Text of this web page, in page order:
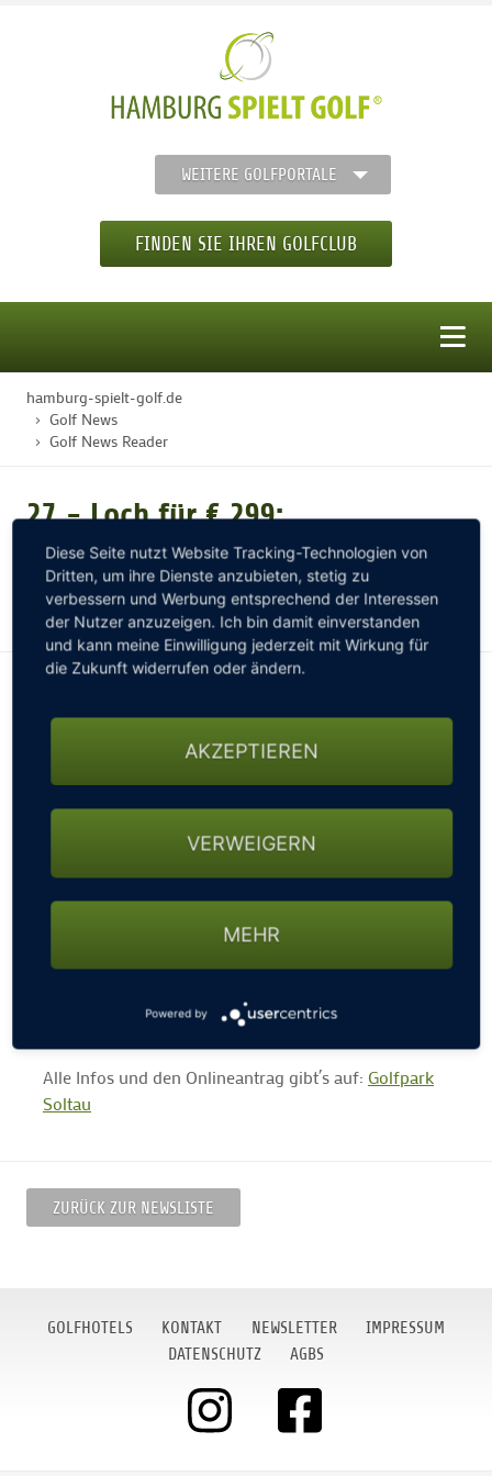
WEITERE GOLFPORTALE
FINDEN SIE IHREN GOLFCLUB
STARTSEITE
GOLFTURNIERE
GOLF CARD
GOLFHOTELS
hamburg-spielt-golf.de
Golf News
Golf News Reader
27 - Loch für € 299:
Fernmitgliedschaft mit vollem
Spielrecht im Golfpark Soltau
für € 299,- (+ € 49 Verband) mit vollem Spierecht auf
der 27-Loch Golfanlage inkl. DGV Ausweis und
Handicapführung. Die Mitgliedschaft ist bereits ab
einer Entfernung von 70 km (Wohnort - Golfpark
Soltau ist von Hamburg aus in 50 Minuten gut zu
Alle Infos und den Onlineantrag gibt´s auf: Golfpark
Soltau
ZURÜCK ZUR NEWSLISTE
GOLFHOTELS KONTAKT NEWSLETTER
IMPRESSUM
DATENSCHUTZ
AGBS
Diese Seite nutzt Website Tracking-Technologien von
Dritten, um ihre Dienste anzubieten, stetig zu
verbessern und Werbung entsprechend der Interessen
der Nutzer anzuzeigen. Ich bin damit einverstanden
und kann meine Einwilligung jederzeit mit Wirkung für
die Zukunft widerrufen oder ändern.
AKZEPTIEREN
VERWEIGERN
MEHR
Powered by